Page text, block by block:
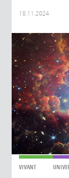
18.11.2024
VIVANT